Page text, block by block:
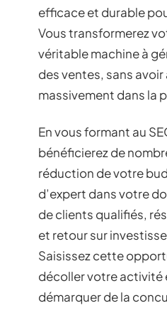
efficace et durable
Vous transformerez
véritable machine à
des ventes, sans avoir
massivement dans la
En vous formant au
bénéficierez de
réduction de votre
d’expert dans votre
de clients qualifiés,
et retour sur
Saisissez cette
décoller votre activité
démarquer de la